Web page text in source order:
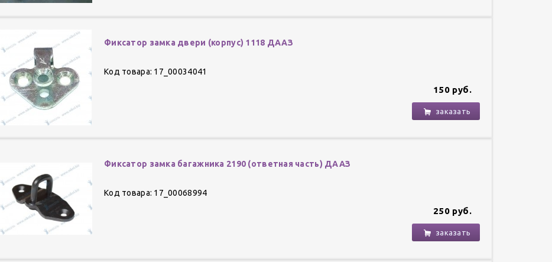
Фиксатор замка двери (корпус) 1118 ДААЗ
Код товара: 17_00034041
150 руб.
заказать
Фиксатор замка багажника 2190 (ответная часть) ДААЗ
Код товара: 17_00068994
250 руб.
заказать